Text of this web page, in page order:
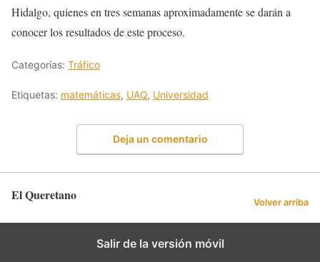
Hidalgo, quienes en tres semanas aproximadamente se darán a
conocer los resultados de este proceso.
Categorías: Tráfico
Etiquetas: matemáticas, UAQ, Universidad
Deja un comentario
El Queretano Volver arriba
Salir de la versión móvil